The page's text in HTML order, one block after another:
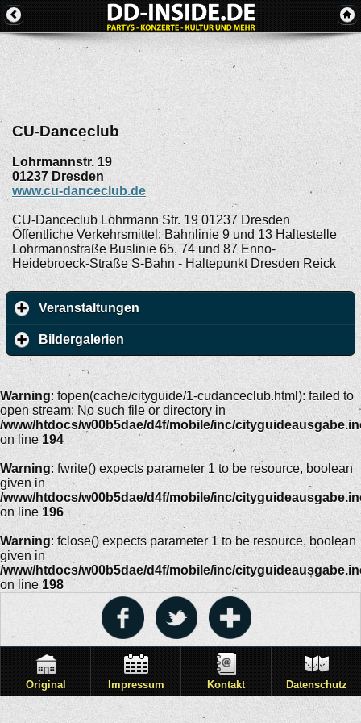
CU-Danceclub
Lohrmannstr. 19
01237 Dresden
www.cu-danceclub.de
CU-Danceclub Lohrmann Str. 19 01237 Dresden
Öffentliche Verkehrsmittel: Bahnlinie 9 und 13 Haltestelle
Lohrmannstraße Buslinie 65, 74 und 87 Enno-
Heidebroeck-Straße S-Bahn - Haltepunkt Dresden Reick
Veranstaltungen
Bildergalerien
Warning: fopen(cache/cityguide/1-cudanceclub.html): failed to
open stream: No such file or directory in
/www/htdocs/w00b5dae/d4f/mobile/inc/
on line 194
Warning: fwrite() expects parameter 1 to be resource, boolean
given in
/www/htdocs/w00b5dae/d4f/mobile/inc/
on line 196
Warning: fclose() expects parameter 1 to be resource, boolean
given in
/www/htdocs/w00b5dae/d4f/mobile/inc/
on line 198
Original Impressum Kontakt Datenschutz